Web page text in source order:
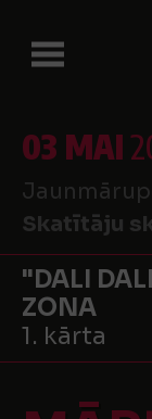
03 MAI
Skatītāju
"DALI
ZONA
1. kārta